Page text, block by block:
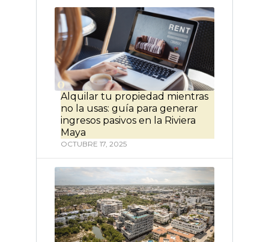
Alquilar tu propiedad mientras
no la usas: guía para generar
ingresos pasivos en la Riviera
Maya
OCTUBRE 17, 2025